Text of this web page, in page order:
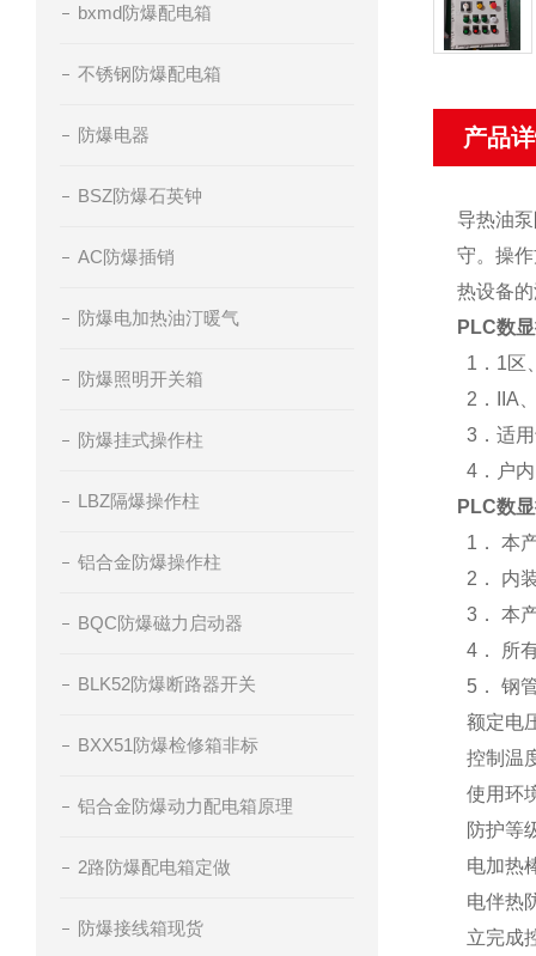
bxmd防爆配电箱
不锈钢防爆配电箱
防爆电器
BSZ防爆石英钟
AC防爆插销
防爆电加热油汀暖气
防爆照明开关箱
防爆挂式操作柱
LBZ隔爆操作柱
铝合金防爆操作柱
BQC防爆磁力启动器
BLK52防爆断路器开关
BXX51防爆检修箱非标
铝合金防爆动力配电箱原理
2路防爆配电箱定做
防爆接线箱现货
产品
导热油
守。操
热设备
PLC数
1．1区
2．IIA
3．适
4．户
PLC数
1． 本
2． 内
3． 本
4． 所
5． 钢
额定电
控制温
使用环
防护等
电加热
电伴热
立完成